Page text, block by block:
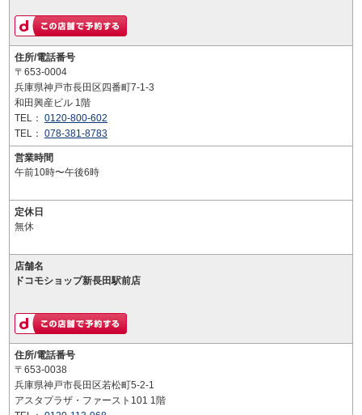
住所/電話番号
〒653-0004
兵庫県神戸市長田区四番町7-1-3
和田興産ビル 1階
TEL： 0120-800-602
TEL： 078-381-8783
営業時間
午前10時〜午後6時
定休日
無休
店舗名
ドコモショップ新長田駅前店
住所/電話番号
〒653-0038
兵庫県神戸市長田区若松町5-2-1
アスタプラザ・ファースト101 1階